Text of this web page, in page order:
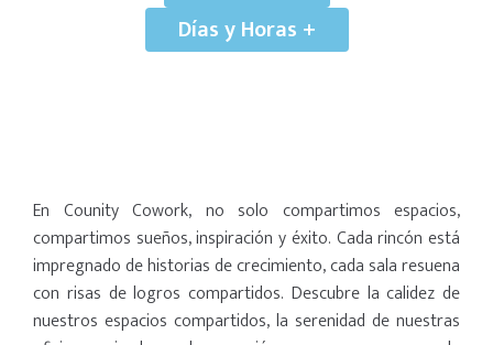
Días y Horas +
En Counity Cowork, no solo compartimos espacios,
compartimos sueños, inspiración y éxito. Cada rincón está
impregnado de historias de crecimiento, cada sala resuena
con risas de logros compartidos. Descubre la calidez de
nuestros espacios compartidos, la serenidad de nuestras